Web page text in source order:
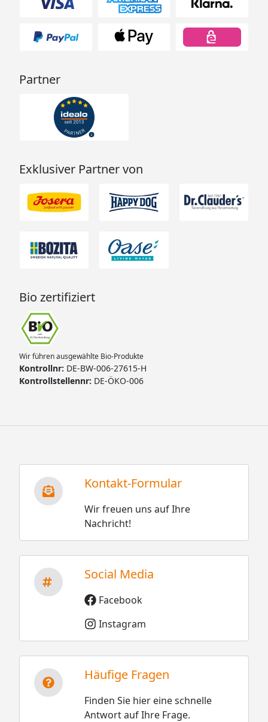
Partner
Exklusiver Partner von
Bio zertifiziert
Wir führen ausgewählte Bio-Produkte
Kontrollnr: DE-BW-006-27615-H
Kontrollstellennr: DE-ÖKO-006
Kontakt-Formular
Wir freuen uns auf Ihre
Nachricht!
Social Media
Facebook
Instagram
Häufige Fragen
Finden Sie hier eine schnelle
Antwort auf Ihre Frage.